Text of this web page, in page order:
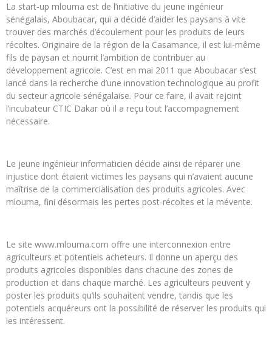
La start-up mlouma est de l’initiative du jeune ingénieur
sénégalais, Aboubacar, qui a décidé d’aider les paysans à vite
trouver des marchés d’écoulement pour les produits de leurs
récoltes. Originaire de la région de la Casamance, il est lui-même
fils de paysan et nourrit l’ambition de contribuer au
développement agricole. C’est en mai 2011 que Aboubacar s’est
lancé dans la recherche d’une innovation technologique au profit
du secteur agricole sénégalaise. Pour ce faire, il avait rejoint
l’incubateur CTIC Dakar où il a reçu tout l’accompagnement
nécessaire.
Le jeune ingénieur informaticien décide ainsi de réparer une
injustice dont étaient victimes les paysans qui n’avaient aucune
maîtrise de la commercialisation des produits agricoles. Avec
mlouma, fini désormais les pertes post-récoltes et la mévente.
Le site www.mlouma.com offre une interconnexion entre
agriculteurs et potentiels acheteurs. Il donne un aperçu des
produits agricoles disponibles dans chacune des zones de
production et dans chaque marché. Les agriculteurs peuvent y
poster les produits qu’ils souhaitent vendre, tandis que les
potentiels acquéreurs ont la possibilité de réserver les produits qui
les intéressent.